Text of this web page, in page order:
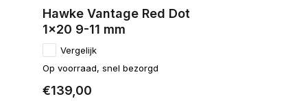
Hawke Vantage Red Dot
1x20 9-11 mm
Vergelijk
Op voorraad, snel bezorgd
€139,00